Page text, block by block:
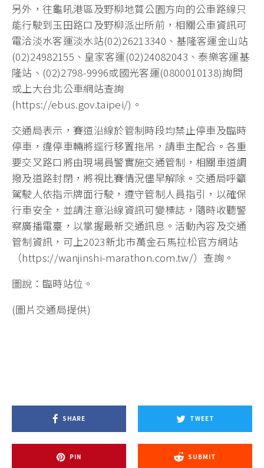
另外，往龜吼港區及野柳地質公園方向的公車路線只
能行駛到玉田路口及野柳派出所前，相關公車資訊可
電洽淡水客運淡水站(02)26213340、基隆客運金山站
(02)24982155、皇家客運(02)24082043、泰樂客運基
隆站、(02)2798-9996或國光客運(0800010138)詢問
或上大台北公車網站查詢
(https://ebus.gov.taipei/)。
交通局表示，賽道沿線於管制時段均禁止停車及臨時
停車，違停車輛將逕行移置拖吊，請車主配合。各重
要交叉路口將由現場員警實施交通管制，相關車道調
撥及道路封閉，將視比賽情況儘早解除。交通局呼籲
駕駛人依指示牌面行駛，遵守管制人員指引，以確保
行車安全，並請注意沿線資訊可變標誌，隨時收聽警
察廣播電臺，以掌握最新交通訊息。活動內容及交通
管制資訊，可上2023新北市萬金石馬拉松官方網站
（https://wanjinshi-marathon.com.tw/）查詢。
圖說：臨時站位。
(圖片交通局提供)
SHARE TWEET
PIN SUBMIT